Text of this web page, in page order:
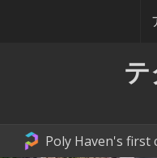
Poly Haven's first